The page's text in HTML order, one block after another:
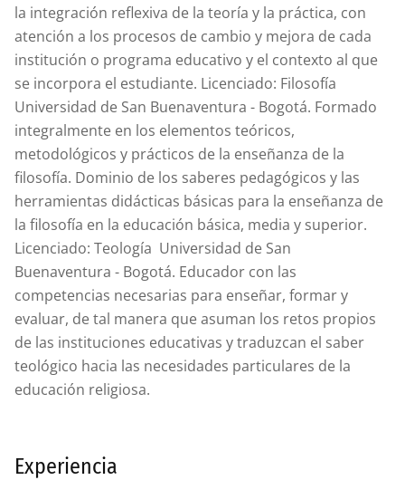
la integración reflexiva de la teoría y la práctica, con
atención a los procesos de cambio y mejora de cada
institución o programa educativo y el contexto al que
se incorpora el estudiante. Licenciado: Filosofía
Universidad de San Buenaventura - Bogotá. Formado
integralmente en los elementos teóricos,
metodológicos y prácticos de la enseñanza de la
filosofía. Dominio de los saberes pedagógicos y las
herramientas didácticas básicas para la enseñanza de
la filosofía en la educación básica, media y superior.
Licenciado: Teología Universidad de San
Buenaventura - Bogotá. Educador con las
competencias necesarias para enseñar, formar y
evaluar, de tal manera que asuman los retos propios
de las instituciones educativas y traduzcan el saber
teológico hacia las necesidades particulares de la
educación religiosa.
Experiencia